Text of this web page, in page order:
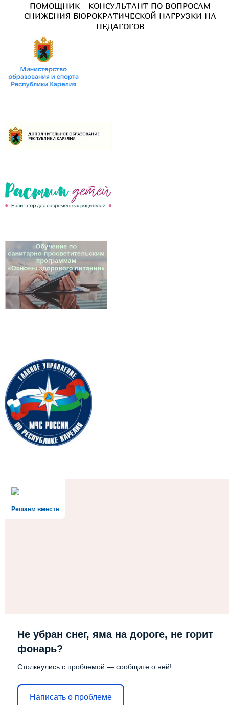
ПОМОЩНИК - КОНСУЛЬТАНТ ПО ВОПРОСАМ
СНИЖЕНИЯ БЮРОКРАТИЧЕСКОЙ НАГРУЗКИ НА
ПЕДАГОГОВ
Решаем вместе
Не убран снег, яма на дороге, не горит
фонарь?
Столкнулись с проблемой — сообщите о ней!
Написать о проблеме